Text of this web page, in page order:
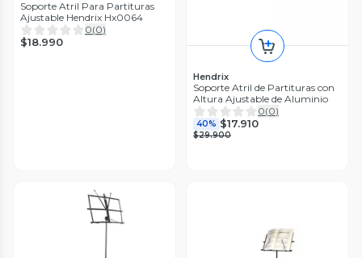
Soporte Atril Para Partituras
Ajustable Hendrix Hx0064
0(0)
$18.990
Hendrix
Soporte Atril de Partituras con
Altura Ajustable de Aluminio
0(0)
40% $17.910
$29.900